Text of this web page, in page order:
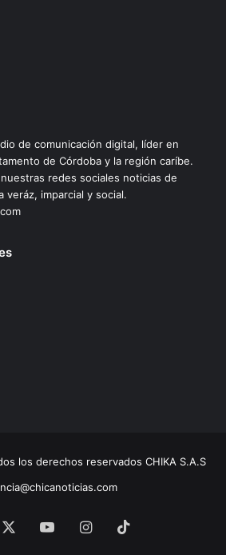
de comunicación digital, líder en
de Córdoba y la región caríbe.
redes sociales noticias de
veráz, imparcial y social.
los derechos reservados CHIKA S.A.S
YouTubeInstagram